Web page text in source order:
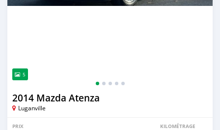
5
2014 Mazda Atenza
Luganville
PRIX KILOMÉTRAGE